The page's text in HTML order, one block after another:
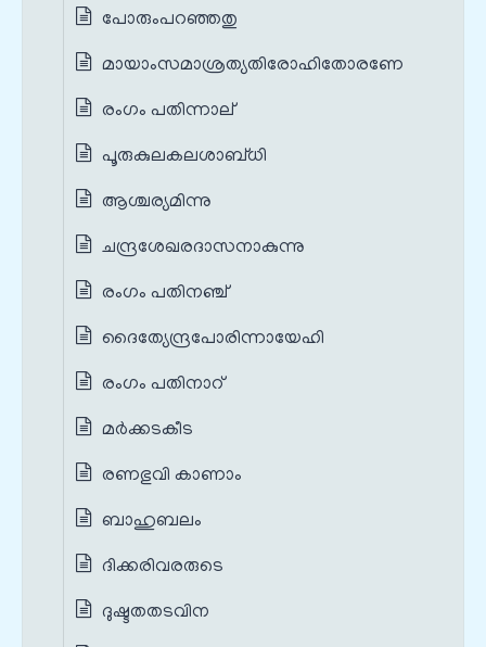
പോരുംപറഞ്ഞതു
മായാംസമാശ്രത്യതിരോഹിതോരണേ
രംഗം പതിന്നാല്
പൂരുകുലകലശാബ്ധി
ആശ്ചര്യമിന്നു
ചന്ദ്രശേഖരദാസനാകുന്നു
രംഗം പതിനഞ്ച്
ദൈത്യേന്ദ്രപോരിന്നായേഹി
രംഗം പതിനാറ്
മർക്കടകീട
രണഭുവി കാണാം
ബാഹുബലം
ദിക്കരിവരരുടെ
ദുഷ്ടതതടവിന